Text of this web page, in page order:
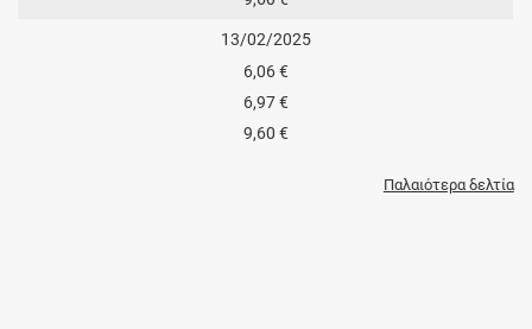
13/02/2025
6,06 €
6,97 €
9,60 €
Παλαιότερα δελτία